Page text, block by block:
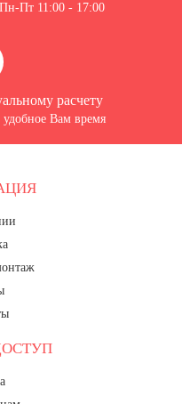
Пт 11:00 - 17:00
расчету
удобное Вам время